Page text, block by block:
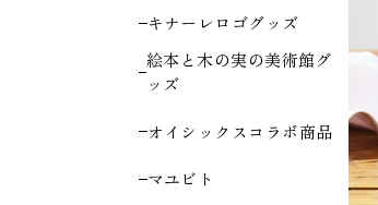
キナーレロゴグッズ
絵本と木の実の美術館グ
ッズ
オイシックスコラボ商品
マユビト